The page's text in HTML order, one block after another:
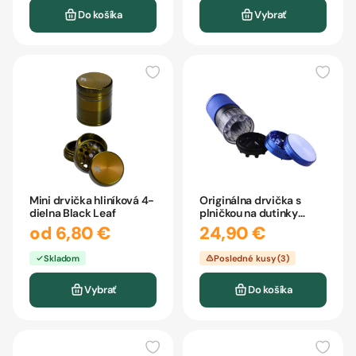
Do košíka Vybrať
Mini drvička hliníková 4-
dielna Black Leaf
od 6,80 €
Skladom
Vybrať
Originálna drvička s
plničkou na dutinky
Black Leaf
24,90 €
Posledné kusy (3)
Do košíka